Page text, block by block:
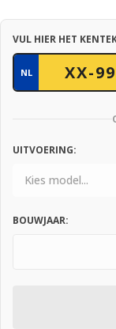
VUL HIER HET
NL
UITVOERING:
BOUWJAAR: